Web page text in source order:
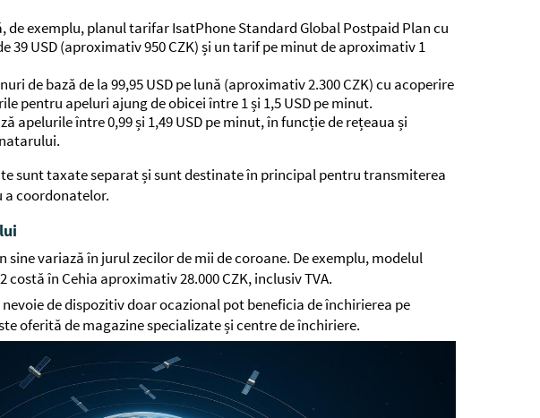
de exemplu, planul tarifar IsatPhone Standard Global Postpaid Plan cu
39 USD (aproximativ 950 CZK) și un tarif pe minut de aproximativ 1
de bază de la 99,95 USD pe lună (aproximativ 2.300 CZK) cu acoperire
pentru apeluri ajung de obicei între 1 și 1,5 USD pe minut.
apelurile între 0,99 și 1,49 USD pe minut, în funcție de rețeaua și
sunt taxate separat și sunt destinate în principal pentru transmiterea
a coordonatelor.
sine variază în jurul zecilor de mii de coroane. De exemplu, modelul
costă în Cehia aproximativ 28.000 CZK, inclusiv TVA.
de dispozitiv doar ocazional pot beneficia de închirierea pe
oferită de magazine specializate și centre de închiriere.